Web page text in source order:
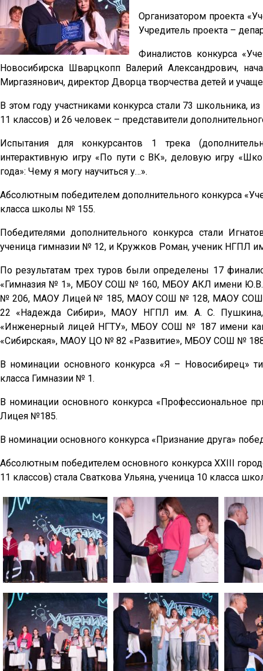
Организатором проекта
Учредитель проекта –
Финалистов конкурса
Новосибирска Шварцкопп Валерий Александрович,
Миргазянович, директор Дворца творчества детей и
В этом году участниками конкурса стали 73 школьника,
11 классов) и 26 человек – представители
Испытания для конкурсантов 1 трека
интерактивную игру «По пути с ВК», деловую игру
года»: Чему я могу научиться у…».
Абсолютным победителем дополнительного конкурса
класса школы № 155.
Победителями дополнительного конкурса стали
ученица гимназии № 12, и Кружков Роман, ученик НГПЛ
По результатам трех туров были определены 17
«Гимназия № 1», МБОУ СОШ № 160, МБОУ АКЛ имени
№ 206, МАОУ Лицей № 185, МАОУ СОШ № 128, МАОУ
22 «Надежда Сибири», МАОУ НГПЛ им. А. С.
«Инженерный лицей НГТУ», МБОУ СОШ № 187 имени
«Сибирская», МАОУ ЦО № 82 «Развитие», МБОУ СОШ №
В номинации основного конкурса «Я – Новосибирец»
класса Гимназии № 1.
В номинации основного конкурса «Профессиональное
Лицея №185.
В номинации основного конкурса «Признание друга»
Абсолютным победителем основного конкурса XXIII
11 классов) стала Сваткова Ульяна, ученица 10 класса